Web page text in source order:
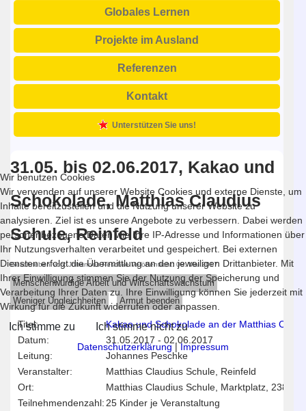
Globales Lernen
Projekte im Ausland
Referenzen
Kontakt
Unterstützen Sie uns!
31.05. bis 02.06.2017, Kakao und
Schokolade, Matthias Claudius
Schule, Reinfeld
Geschrieben von:Johannes Peschke Veröffentlicht: 09. Mai 2017
Menschenwürdige Arbeit und Wirtschaftswachstum
Weniger Ungleichheiten
Armut beenden
Titel:
Kakao und Schokolade an der Matthias
Datum:
31.05.2017 - 02.06.2017
Leitung:
Johannes Peschke
Veranstalter:
Matthias Claudius Schule, Reinfeld
Ort:
Matthias Claudius Schule, Marktplatz, 23858
Teilnehmendenzahl: 25 Kinder je Veranstaltung
Wir benutzen Cookies
Wir verwenden auf unserer Website Cookies und externe Dienste, um
Inhalte bereitzustellen und die Nutzung unserer Website zu
analysieren. Ziel ist es unsere Angebote zu verbessern. Dabei werden
personenbezogene Daten wie Ihre IP-Adresse und Informationen über
Ihr Nutzungsverhalten verarbeitet und gespeichert. Bei externen
Diensten erfolgt die Übermittlung an den jeweiligen Drittanbieter. Mit
Ihrer Einwilligung stimmen Sie der Nutzung der Speicherung und
Verarbeitung Ihrer Daten zu. Ihre Einwilligung können Sie jederzeit mit
Wirkung für die Zukunft widerrufen oder anpassen.
Ich stimme zu Ich stimme nicht zu
Datenschutzerklärung|Impressum